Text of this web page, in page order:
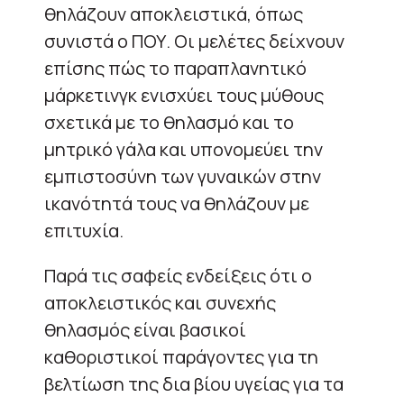
θηλάζουν αποκλειστικά, όπως
συνιστά ο ΠΟΥ. Οι μελέτες δείχνουν
επίσης πώς το παραπλανητικό
μάρκετινγκ ενισχύει τους μύθους
σχετικά με το θηλασμό και το
μητρικό γάλα και υπονομεύει την
εμπιστοσύνη των γυναικών στην
ικανότητά τους να θηλάζουν με
επιτυχία.
Παρά τις σαφείς ενδείξεις ότι ο
αποκλειστικός και συνεχής
θηλασμός είναι βασικοί
καθοριστικοί παράγοντες για τη
βελτίωση της δια βίου υγείας για τα